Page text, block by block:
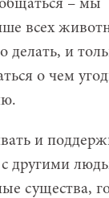
– мы
всех
делать, и
о чем
и
другими
существа,